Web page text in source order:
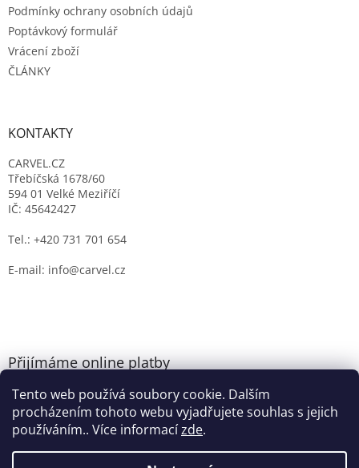
Tento web používá soubory cookie. Dalším
procházením tohoto webu vyjadřujete souhlas s jejich
používáním.. Více informacízde.
Podmínky ochrany osobních údajů
Poptávkový formulář
Vrácení zboží
ČLÁNKY
KONTAKTY
CARVEL.CZ
Třebíčská 1678/60
594 01 Velké Meziříčí
IČ: 45642427
Tel.: +420 731 701 654
E-mail: info@carvel.cz
Přijímáme online platby